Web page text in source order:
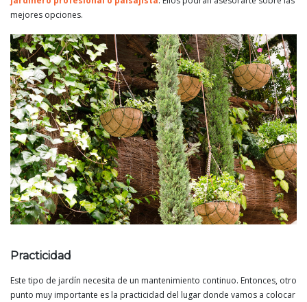
mejores opciones.
Practicidad
Este tipo de jardín necesita de un mantenimiento continuo. Entonces, otro
punto muy importante es la practicidad del lugar donde vamos a colocar